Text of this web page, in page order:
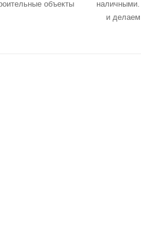
объекты
и